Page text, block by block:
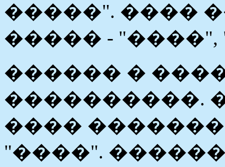
�����". ����
����� - "����",
������ �
����������.
����
"����".